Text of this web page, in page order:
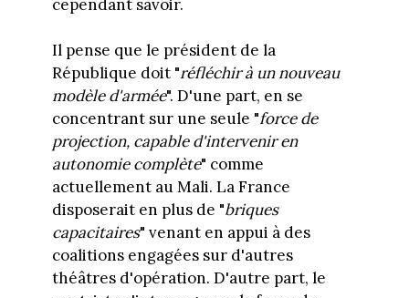
cependant savoir.
Il pense que le président de la
République doit "réfléchir à un nouveau
modèle d'armée". D'une part, en se
concentrant sur une seule "force de
projection, capable d'intervenir en
autonomie complète" comme
actuellement au Mali. La France
disposerait en plus de "briques
capacitaires" venant en appui à des
coalitions engagées sur d'autres
théâtres d'opération. D'autre part, le